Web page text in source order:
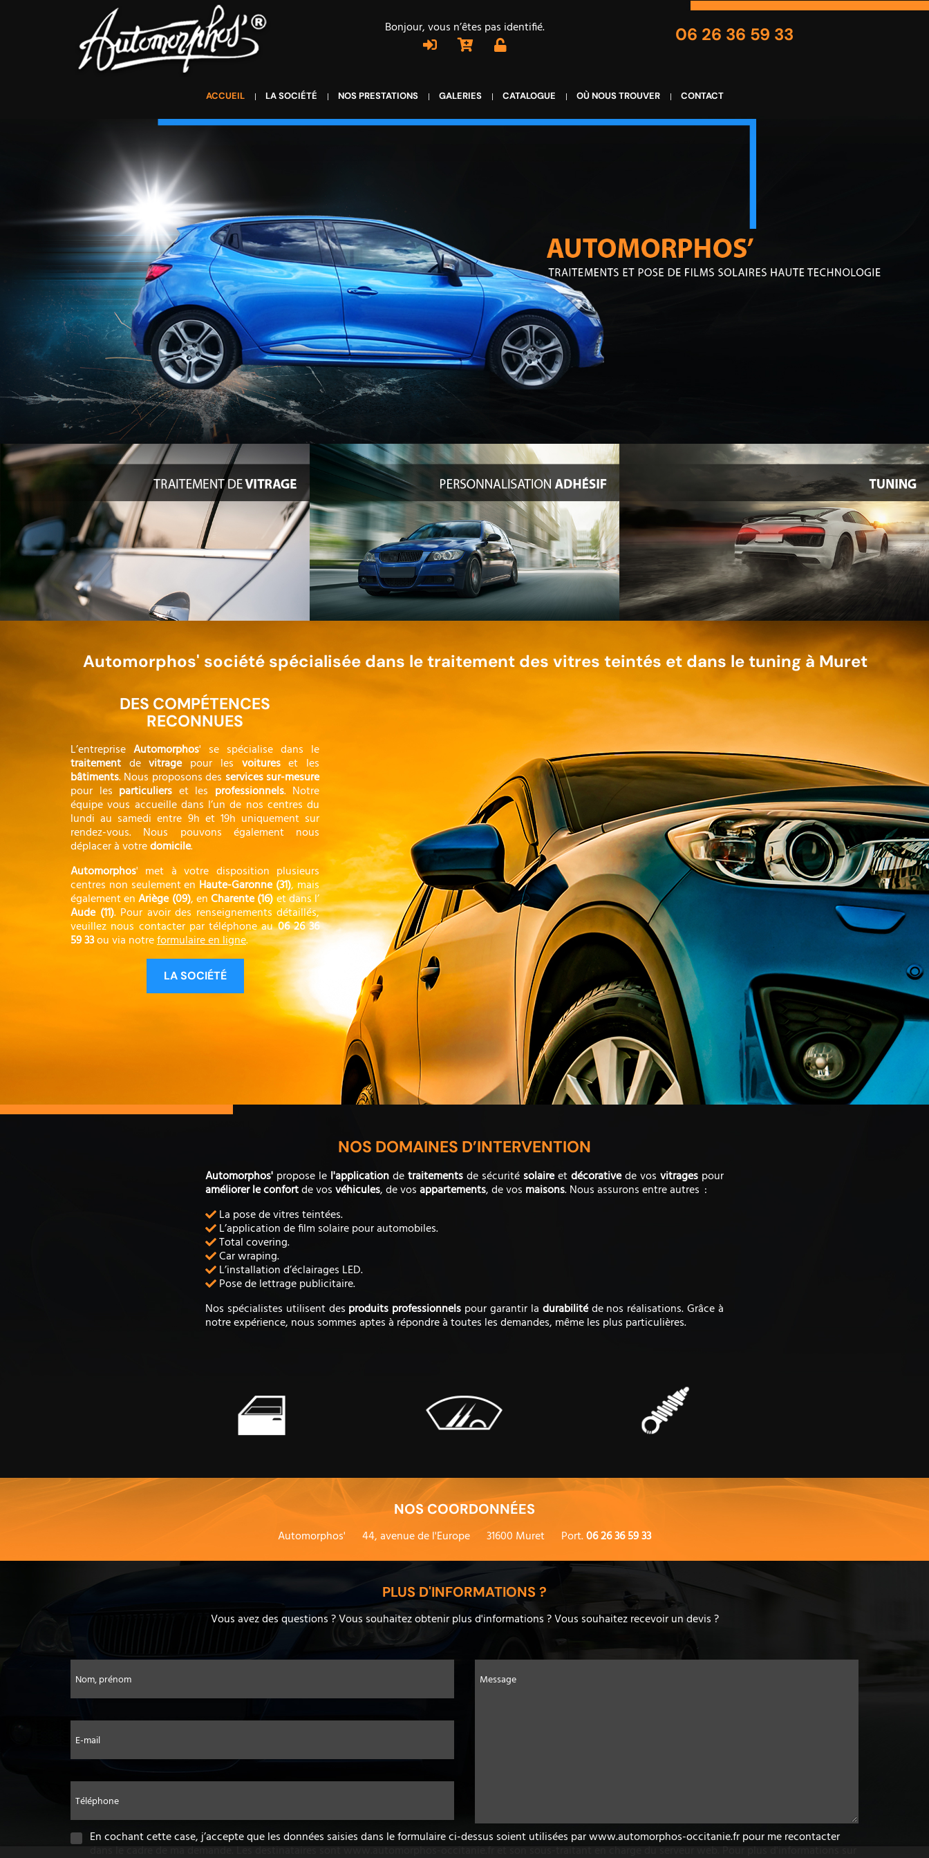
Bonjour, vous n’êtes pas identifié. 06 26 36 59 33
ACCUEIL LA SOCIÉTÉ NOS PRESTATIONS GALERIES CATALOGUE OÙ NOUS TROUVER CONTACT
Automorphos' société spécialisée dans le traitement des vitres teintés et dans le tuning à Muret
DES COMPÉTENCES
RECONNUES
L’entreprise Automorphos' se spécialise dans le
traitement devitragepour les voitureset les
bâtiments. Nous proposons des services sur-mesure
pour les particuliers et les professionnels. Notre
équipe vous accueille dans l’un de nos centres du
lundi au samedi entre 9h et 19h uniquement sur
rendez-vous. Nous pouvons également nous
déplacer à votredomicile.
Automorphos' met à votre disposition plusieurs
centres non seulement en Haute-Garonne (31), mais
également en ​Ariège (09), enCharente (16)et dans l’​
Aude (11). Pour avoir des renseignements détaillés,
veuillez nous contacter par téléphone au06 26 36
59 33ou via notreformulaire en ligne.
LA SOCIÉTÉ
NOS DOMAINES D’INTERVENTION
Automorphos' propose le l'applicationdetraitementsde sécurité solaireetdécorativede vos vitrages pour
améliorer le confortde vosvéhicules, de vosappartements, de vos maisons. Nous assurons entre autres :
La pose de vitres teintées.
L’application de film solaire pour automobiles.
Total covering.
Car wraping.
L’installation d’éclairages LED.
Pose de lettrage publicitaire.
Nos spécialistes utilisent des produits professionnels pour garantir la durabilitéde nos réalisations. Grâce à
notre expérience, nous sommes aptes à répondre à toutes les demandes, même les plus particulières.
NOS COORDONNÉES
Automorphos'
44, avenue de l'Europe 31600 Muret Port.06 26 36 59 33
PLUS D'INFORMATIONS ?
Vous avez des questions ? Vous souhaitez obtenir plus d'informations ? Vous souhaitez recevoir un devis ?
Nom, prénom
E-mail
Téléphone
Message
En cochant cette case, j’accepte que les données saisies dans le formulaire ci-dessus soient utilisées par www.automorphos-occitanie.fr pour me recontacter
dans le cadre de ma demande. Les destinataires sont www.automorphos-occitanie.fr et son sous-traitant en charge du serveur web. Pour plus d'informations sur